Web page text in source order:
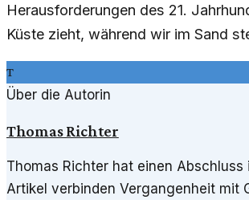
Herausforderungen des 21.
Küste zieht, während wir im Sand
T
Über die Autorin
Thomas Richter
Thomas Richter hat einen
Artikel verbinden Vergangenheit mit